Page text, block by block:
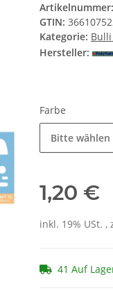
Artikelnummer:
GTIN:
Kategorie:
Hersteller:
Farbe
Bitte wählen
1,20 €
inkl. 19% USt. ,
41 Auf